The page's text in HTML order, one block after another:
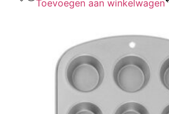
Toevoegen aan winkelwagen